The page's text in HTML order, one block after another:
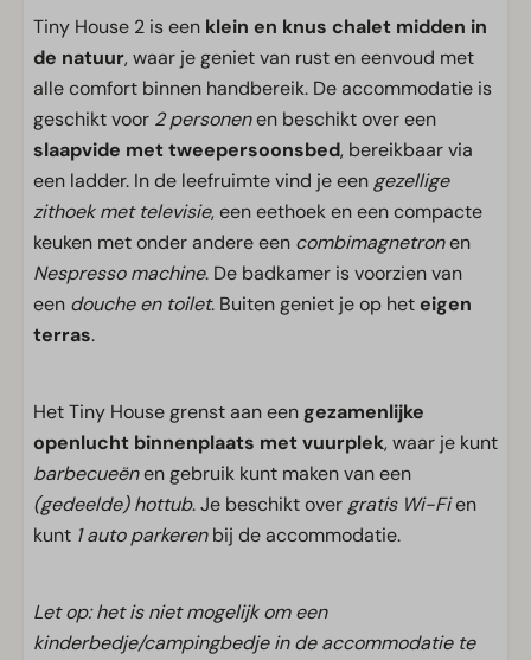
Tiny House 2 is een klein en knus chalet midden in
de natuur, waar je geniet van rust en eenvoud met
alle comfort binnen handbereik. De accommodatie is
geschikt voor 2 personenen beschikt over een
slaapvide met tweepersoonsbed, bereikbaar via
een ladder. In de leefruimte vind je een gezellige
zithoek met televisie, een eethoek en een compacte
keuken met onder andere een combimagnetronen
Nespresso machine. De badkamer is voorzien van
een douche en toilet. Buiten geniet je op heteigen
terras.
Het Tiny House grenst aan een gezamenlijke
openlucht binnenplaats met vuurplek, waar je kunt
barbecueënen gebruik kunt maken van een
(gedeelde) hottub. Je beschikt over gratis Wi-Fien
kunt 1 auto parkerenbij de accommodatie.
Let op: het is niet mogelijk om een
kinderbedje/campingbedje in de accommodatie te